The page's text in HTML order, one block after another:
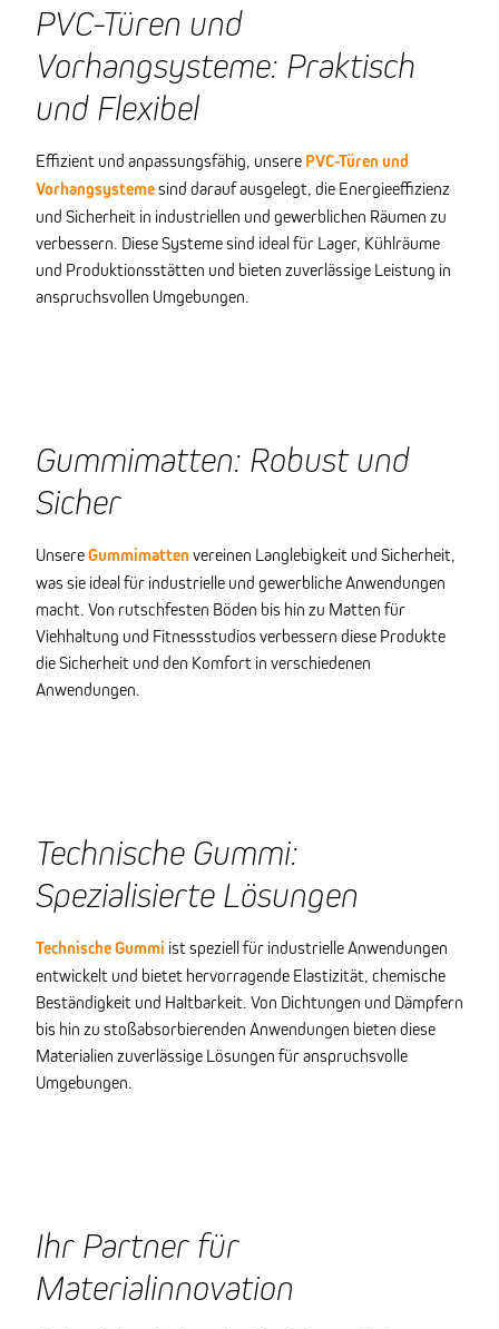
PVC-Türen und
Vorhangsysteme: Praktisch
und Flexibel
Effizient und anpassungsfähig, unsere PVC-Türen und
Vorhangsystemesind darauf ausgelegt, die Energieeffizienz
und Sicherheit in industriellen und gewerblichen Räumen zu
verbessern. Diese Systeme sind ideal für Lager, Kühlräume
und Produktionsstätten und bieten zuverlässige Leistung in
anspruchsvollen Umgebungen.
Gummimatten: Robust und
Sicher
UnsereGummimatten vereinen Langlebigkeit und Sicherheit,
was sie ideal für industrielle und gewerbliche Anwendungen
macht. Von rutschfesten Böden bis hin zu Matten für
Viehhaltung und Fitnessstudios verbessern diese Produkte
die Sicherheit und den Komfort in verschiedenen
Anwendungen.
Technische Gummi:
Spezialisierte Lösungen
Technische Gummi ist speziell für industrielle Anwendungen
entwickelt und bietet hervorragende Elastizität, chemische
Beständigkeit und Haltbarkeit. Von Dichtungen und Dämpfern
bis hin zu stoßabsorbierenden Anwendungen bieten diese
Materialien zuverlässige Lösungen für anspruchsvolle
Umgebungen.
Ihr Partner für
Materialinnovation